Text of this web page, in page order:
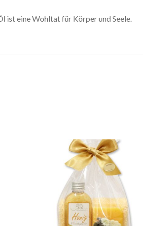
ist eine Wohltat für Körper und Seele.